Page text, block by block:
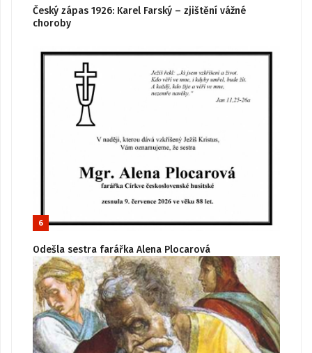
Český zápas 1926: Karel Farský – zjištění vážné
choroby
6
Odešla sestra farářka Alena Plocarová